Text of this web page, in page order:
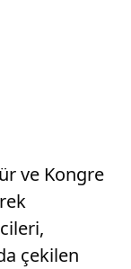
ve Kongre
çekilen